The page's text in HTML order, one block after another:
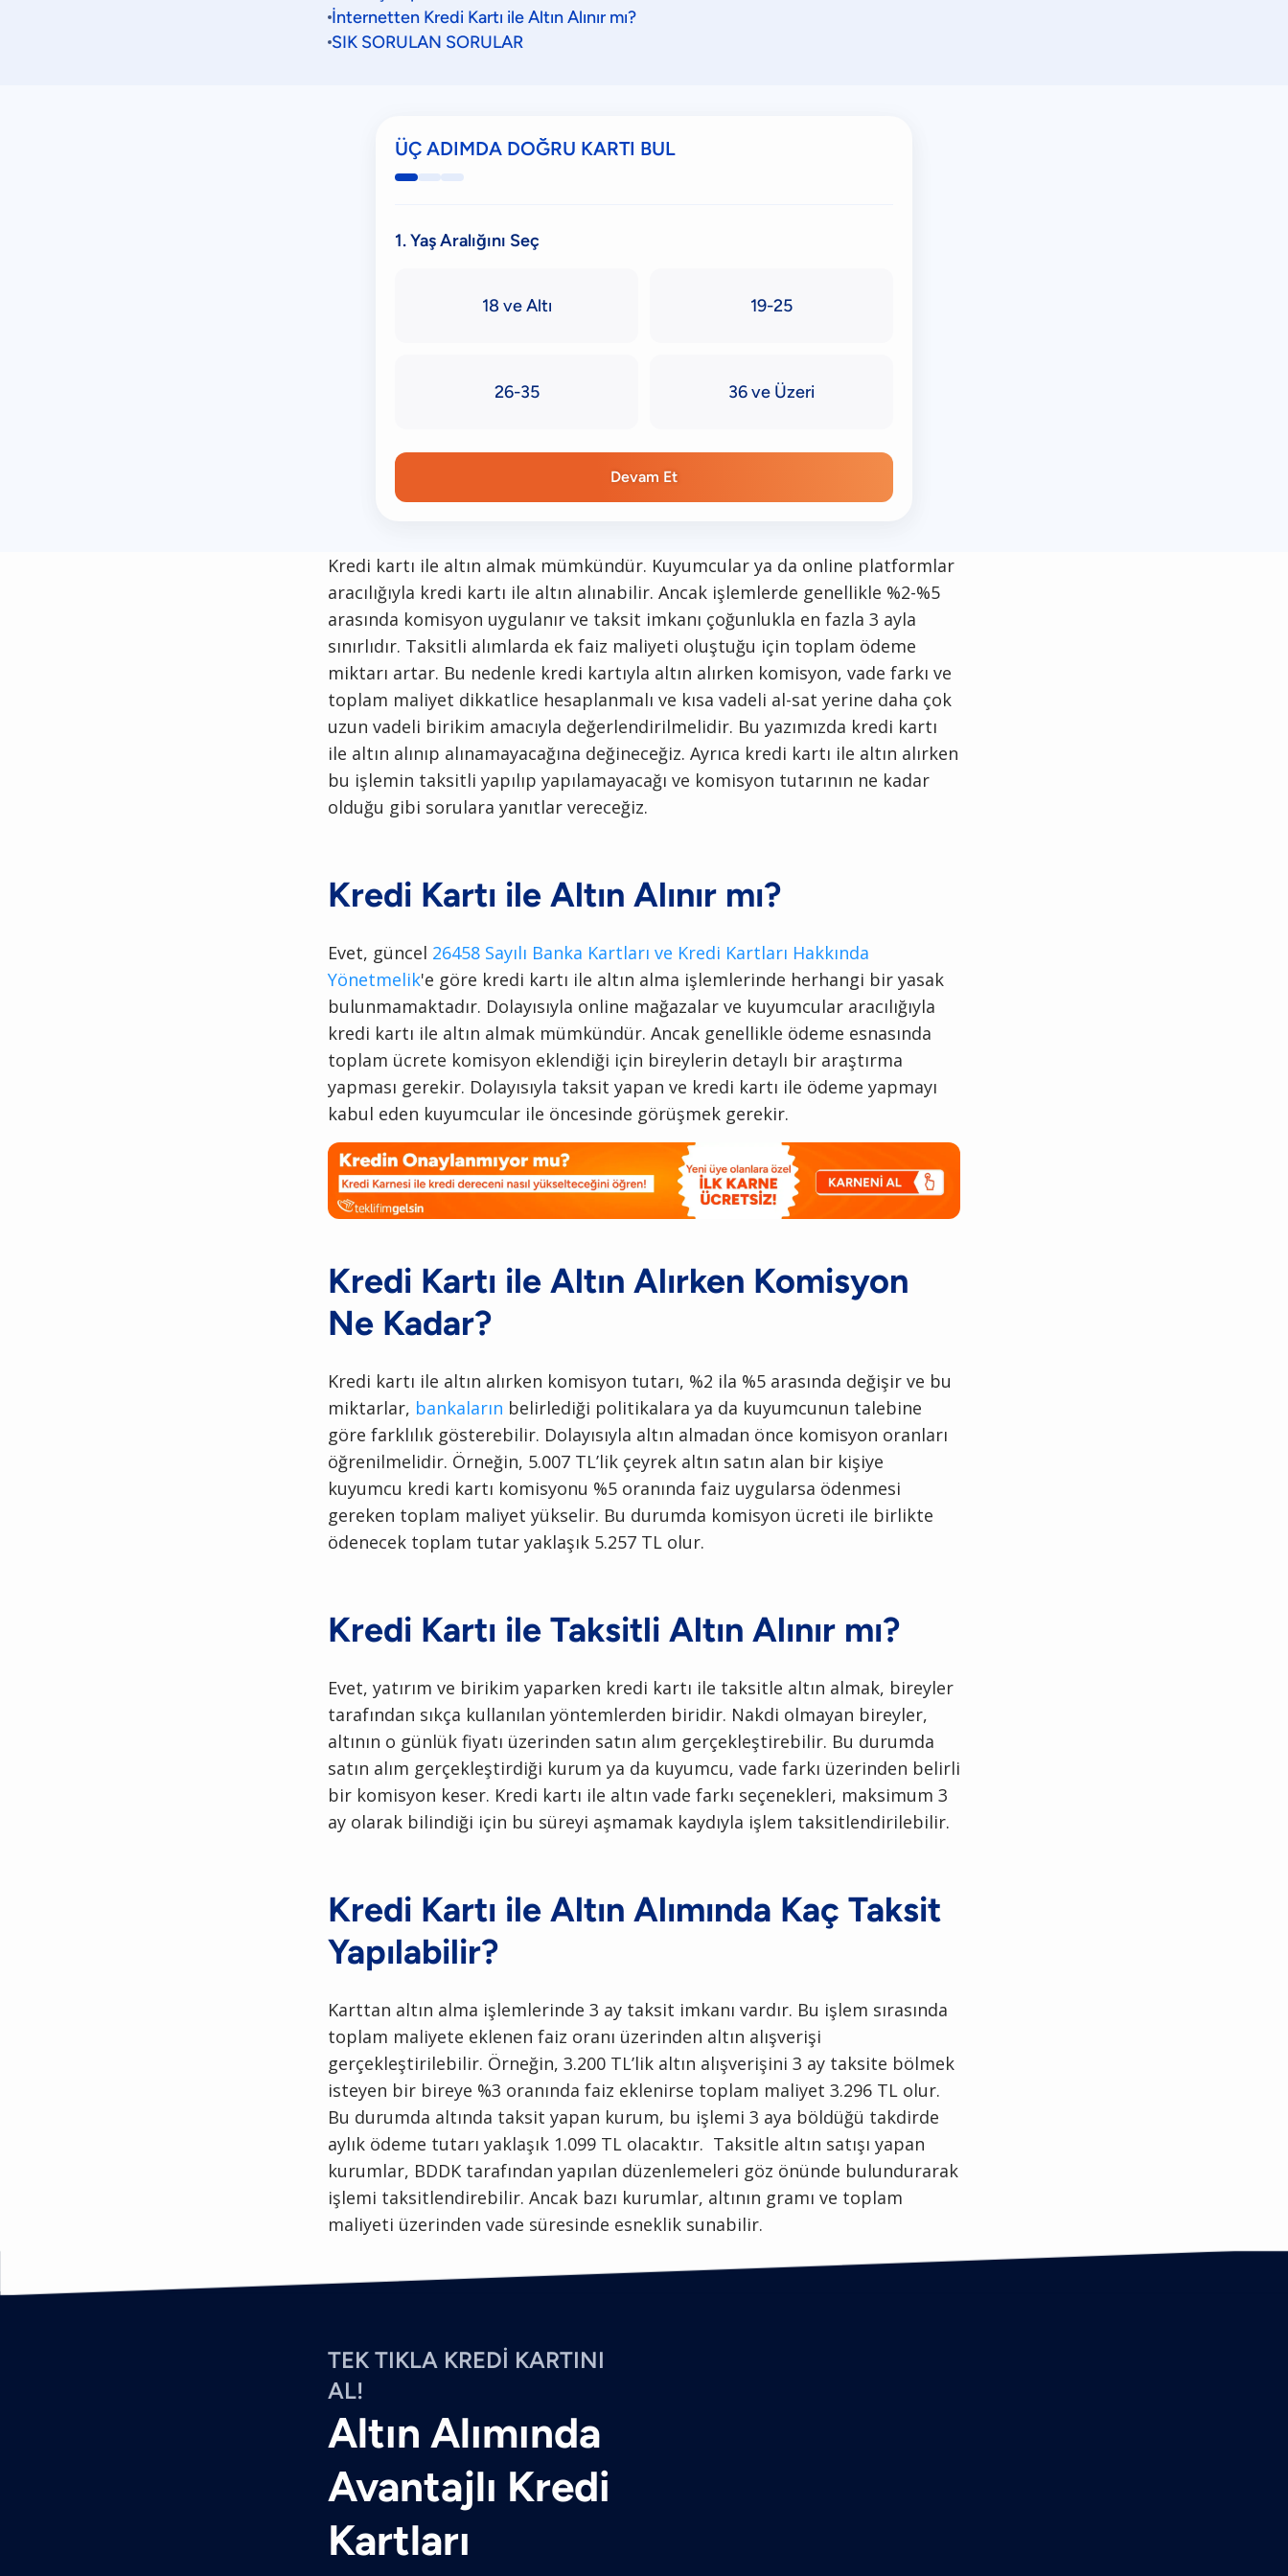
İnternetten Kredi Kartı ile Altın Alınır mı?
SIK SORULAN SORULAR
ÜÇ ADIMDA DOĞRU KARTI BUL
1. Yaş Aralığını Seç
18 ve Altı 19-25
26-35 36 ve Üzeri
Devam Et
Kredi kartı ile altın almak mümkündür. Kuyumcular ya da online platformlar
aracılığıyla kredi kartı ile altın alınabilir. Ancak işlemlerde genellikle %2-%5
arasında komisyon uygulanır ve taksit imkanı çoğunlukla en fazla 3 ayla
sınırlıdır. Taksitli alımlarda ek faiz maliyeti oluştuğu için toplam ödeme
miktarı artar. Bu nedenle kredi kartıyla altın alırken komisyon, vade farkı ve
toplam maliyet dikkatlice hesaplanmalı ve kısa vadeli al-sat yerine daha çok
uzun vadeli birikim amacıyla değerlendirilmelidir. Bu yazımızda kredi kartı
ile altın alınıp alınamayacağına değineceğiz. Ayrıca kredi kartı ile altın alırken
bu işlemin taksitli yapılıp yapılamayacağı ve komisyon tutarının ne kadar
olduğu gibi sorulara yanıtlar vereceğiz.
Kredi Kartı ile Altın Alınır mı?
Evet, güncel 26458 Sayılı Banka Kartları ve Kredi Kartları Hakkında
Yönetmelik'e göre kredi kartı ile altın alma işlemlerinde herhangi bir yasak
bulunmamaktadır. Dolayısıyla online mağazalar ve kuyumcular aracılığıyla
kredi kartı ile altın almak mümkündür. Ancak genellikle ödeme esnasında
toplam ücrete komisyon eklendiği için bireylerin detaylı bir araştırma
yapması gerekir. Dolayısıyla taksit yapan ve kredi kartı ile ödeme yapmayı
kabul eden kuyumcular ile öncesinde görüşmek gerekir.
Kredi Kartı ile Altın Alırken Komisyon
Ne Kadar?
Kredi kartı ile altın alırken komisyon tutarı, %2 ila %5 arasında değişir ve bu
miktarlar, bankaların belirlediği politikalara ya da kuyumcunun talebine
göre farklılık gösterebilir. Dolayısıyla altın almadan önce komisyon oranları
öğrenilmelidir. Örneğin, 5.007 TL’lik çeyrek altın satın alan bir kişiye
kuyumcu kredi kartı komisyonu %5 oranında faiz uygularsa ödenmesi
gereken toplam maliyet yükselir. Bu durumda komisyon ücreti ile birlikte
ödenecek toplam tutar yaklaşık 5.257 TL olur.
Kredi Kartı ile Taksitli Altın Alınır mı?
Evet, yatırım ve birikim yaparken kredi kartı ile taksitle altın almak, bireyler
tarafından sıkça kullanılan yöntemlerden biridir. Nakdi olmayan bireyler,
altının o günlük fiyatı üzerinden satın alım gerçekleştirebilir. Bu durumda
satın alım gerçekleştirdiği kurum ya da kuyumcu, vade farkı üzerinden belirli
bir komisyon keser. Kredi kartı ile altın vade farkı seçenekleri, maksimum 3
ay olarak bilindiği için bu süreyi aşmamak kaydıyla işlem taksitlendirilebilir.
Kredi Kartı ile Altın Alımında Kaç Taksit
Yapılabilir?
Karttan altın alma işlemlerinde 3 ay taksit imkanı vardır. Bu işlem sırasında
toplam maliyete eklenen faiz oranı üzerinden altın alışverişi
gerçekleştirilebilir. Örneğin, 3.200 TL’lik altın alışverişini 3 ay taksite bölmek
isteyen bir bireye %3 oranında faiz eklenirse toplam maliyet 3.296 TL olur.
Bu durumda altında taksit yapan kurum, bu işlemi 3 aya böldüğü takdirde
aylık ödeme tutarı yaklaşık 1.099 TL olacaktır. Taksitle altın satışı yapan
kurumlar, BDDK tarafından yapılan düzenlemeleri göz önünde bulundurarak
işlemi taksitlendirebilir. Ancak bazı kurumlar, altının gramı ve toplam
maliyeti üzerinden vade süresinde esneklik sunabilir.
TEK TIKLA KREDİ KARTINI
AL!
Altın Alımında
Avantajlı Kredi
Kartları